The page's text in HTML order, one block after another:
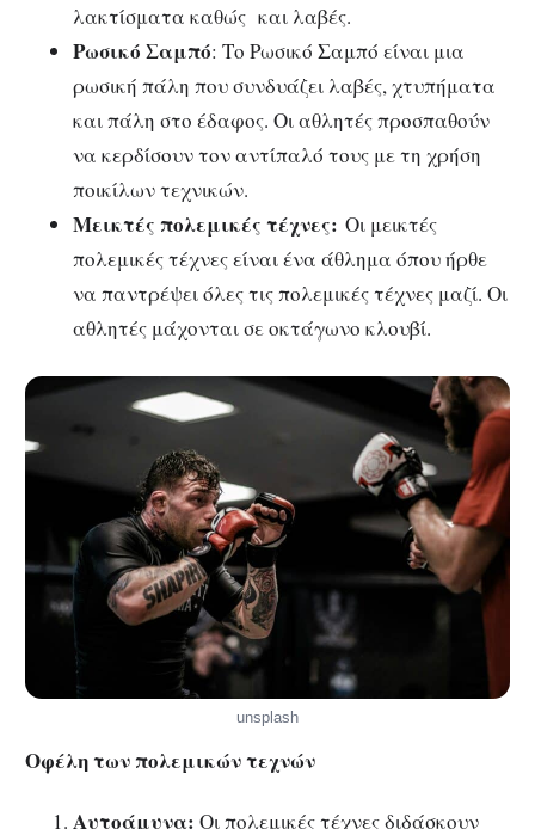
λακτίσματα καθώς και λαβές.
Ρωσικό Σαμπό: Το Ρωσικό Σαμπό είναι μια
ρωσική πάλη που συνδυάζει λαβές, χτυπήματα
και πάλη στο έδαφος. Οι αθλητές προσπαθούν
να κερδίσουν τον αντίπαλό τους με τη χρήση
ποικίλων τεχνικών.
Μεικτές πολεμικές τέχνες: Οι μεικτές
πολεμικές τέχνες είναι ένα άθλημα όπου ήρθε
να παντρέψει όλες τις πολεμικές τέχνες μαζί. Οι
αθλητές μάχονται σε οκτάγωνο κλουβί.
unsplash
Οφέλη των πολεμικών τεχνών
Αυτοάμυνα: Οι πολεμικές τέχνες διδάσκουν